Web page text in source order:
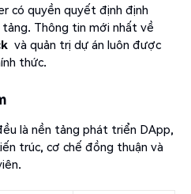
có quyền quyết định định
Thông tin mới nhất về
và quản trị dự án luôn được
thức.
là nền tảng phát triển DApp,
trúc, cơ chế đồng thuận và